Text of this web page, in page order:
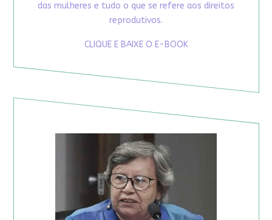
das mulheres e tudo o que se refere aos direitos
reprodutivos.
CLIQUE E BAIXE O E-BOOK